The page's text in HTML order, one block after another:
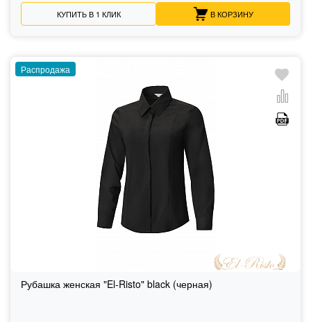
КУПИТЬ В 1 КЛИК В КОРЗИНУ
Распродажа
Рубашка женская "El-Risto" black (черная)